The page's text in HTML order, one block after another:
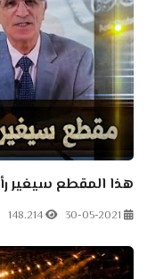
هذا المقطع سيغير
30-05-2021
148.214